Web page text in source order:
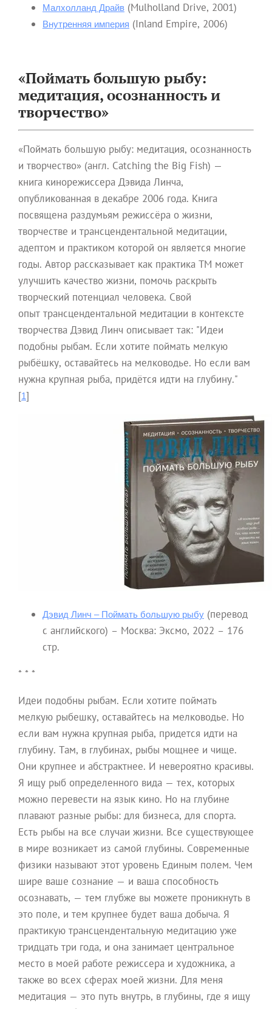
Малхолланд Драйв (Mulholland Drive, 2001)
Внутренняя империя (Inland Empire, 2006)
«Поймать большую рыбу:
медитация, осознанность и
творчество»
«Поймать большую рыбу: медитация, осознанность
и творчество» (англ. Catching the Big Fish) —
книга кинорежиссера Дэвида Линча,
опубликованная в декабре 2006 года. Книга
посвящена раздумьям режиссёра о жизни,
творчестве и трансцендентальной медитации,
адептом и практиком которой он является многие
годы. Автор рассказывает как практика ТМ может
улучшить качество жизни, помочь раскрыть
творческий потенциал человека. Свой
опыт трансцендентальной медитации в контексте
творчества Дэвид Линч описывает так: "Идеи
подобны рыбам. Если хотите поймать мелкую
рыбёшку, оставайтесь на мелководье. Но если вам
нужна крупная рыба, придётся идти на глубину."
[1]
Дэвид Линч – Поймать большую рыбу (перевод
с английского) – Москва: Эксмо, 2022 – 176
стр.
* * *
Идеи подобны рыбам. Если хотите поймать
мелкую рыбешку, оставайтесь на мелководье. Но
если вам нужна крупная рыба, придется идти на
глубину. Там, в глубинах, рыбы мощнее и чище.
Они крупнее и абстрактнее. И невероятно красивы.
Я ищу рыб определенного вида — тех, которых
можно перевести на язык кино. Но на глубине
плавают разные рыбы: для бизнеса, для спорта.
Есть рыбы на все случаи жизни. Все существующее
в мире возникает из самой глубины. Современные
физики называют этот уровень Единым полем. Чем
шире ваше сознание — и ваша способность
осознавать, — тем глубже вы можете проникнуть в
это поле, и тем крупнее будет ваша добыча. Я
практикую трансцендентальную медитацию уже
тридцать три года, и она занимает центральное
место в моей работе режиссера и художника, а
также во всех сферах моей жизни. Для меня
медитация — это путь внутрь, в глубины, где я ищу